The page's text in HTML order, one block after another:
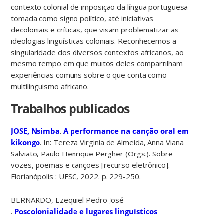
contexto colonial de imposição da língua portuguesa
tomada como signo político, até iniciativas
decoloniais e críticas, que visam problematizar as
ideologias linguísticas coloniais. Reconhecemos a
singularidade dos diversos contextos africanos, ao
mesmo tempo em que muitos deles compartilham
experiências comuns sobre o que conta como
multilinguismo africano.
Trabalhos publicados
JOSE, Nsimba.A performance na canção oral em
kikongo. In: Tereza Virginia de Almeida, Anna Viana
Salviato, Paulo Henrique Pergher (Orgs.). Sobre
vozes, poemas e canções [recurso eletrônico].
Florianópolis : UFSC, 2022. p. 229-250.
BERNARDO, Ezequiel Pedro José
. Poscolonialidade e lugares linguísticos